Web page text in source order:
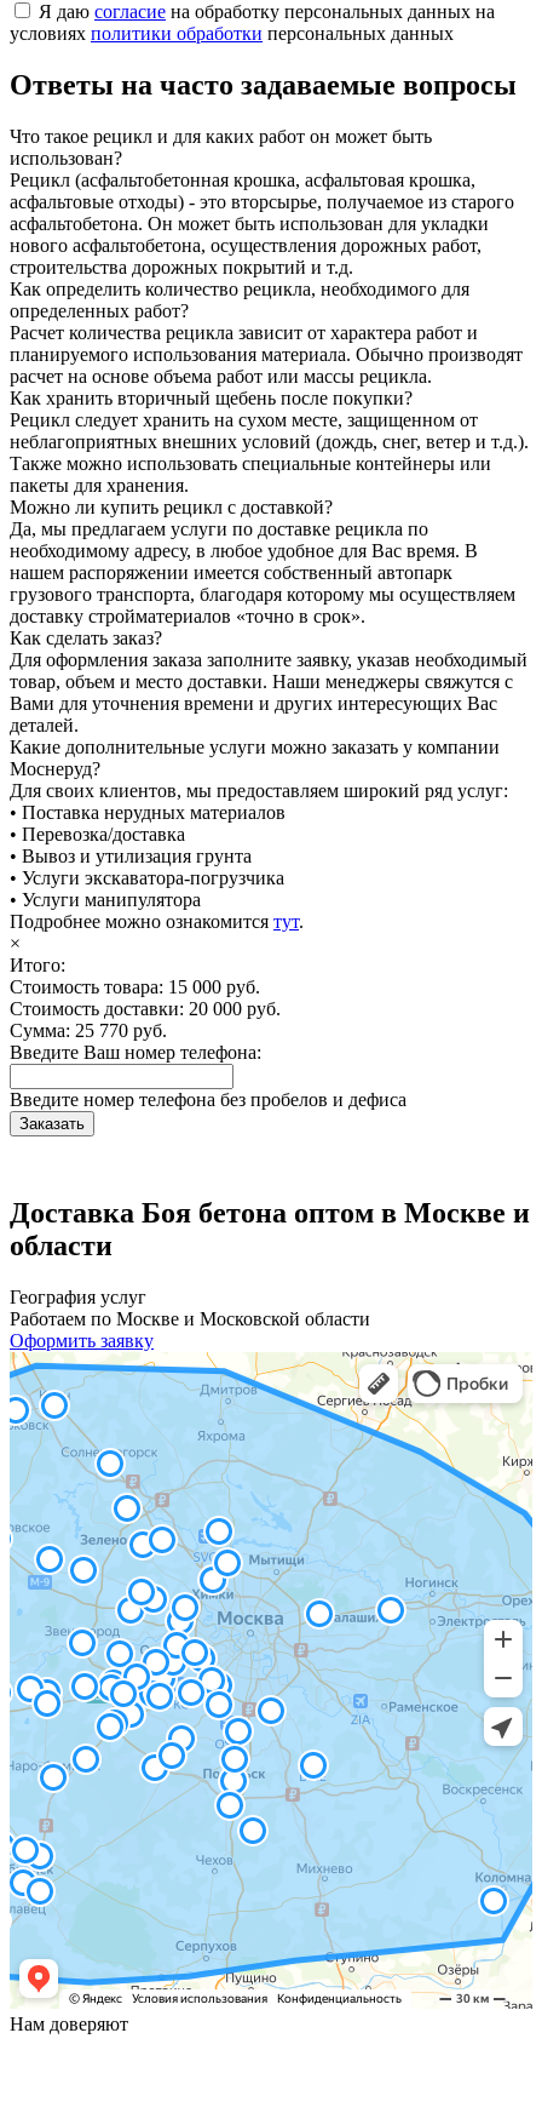
Я даю согласие на обработку персональных данных на
условиях политики обработки персональных данных
Ответы на часто задаваемые вопросы
Что такое рецикл и для каких работ он может быть
использован?
Рецикл (асфальтобетонная крошка, асфальтовая крошка,
асфальтовые отходы) - это вторсырье, получаемое из старого
асфальтобетона. Он может быть использован для укладки
нового асфальтобетона, осуществления дорожных работ,
строительства дорожных покрытий и т.д.
Как определить количество рецикла, необходимого для
определенных работ?
Расчет количества рецикла зависит от характера работ и
планируемого использования материала. Обычно производят
расчет на основе объема работ или массы рецикла.
Как хранить вторичный щебень после покупки?
Рецикл следует хранить на сухом месте, защищенном от
неблагоприятных внешних условий (дождь, снег, ветер и т.д.).
Также можно использовать специальные контейнеры или
пакеты для хранения.
Можно ли купить рецикл с доставкой?
Да, мы предлагаем услуги по доставке рецикла по
необходимому адресу, в любое удобное для Вас время. В
нашем распоряжении имеется собственный автопарк
грузового транспорта, благодаря которому мы осуществляем
доставку стройматериалов «точно в срок».
Как сделать заказ?
Для оформления заказа заполните заявку, указав необходимый
товар, объем и место доставки. Наши менеджеры свяжутся с
Вами для уточнения времени и других интересующих Вас
деталей.
Какие дополнительные услуги можно заказать у компании
Моснеруд?
Для своих клиентов, мы предоставляем широкий ряд услуг:
• Поставка нерудных материалов
• Перевозка/доставка
• Вывоз и утилизация грунта
• Услуги экскаватора-погрузчика
• Услуги манипулятора
Подробнее можно ознакомится тут.
×
Итого:
Стоимость товара: 15 000 руб.
Стоимость доставки: 20 000 руб.
Сумма: 25 770 руб.
Введите Ваш номер телефона:
Введите номер телефона без пробелов и дефиса
Заказать
Доставка Боя бетона оптом в Москве и
области
География услуг
Работаем по Москве и Московской области
Оформить заявку
Нам доверяют